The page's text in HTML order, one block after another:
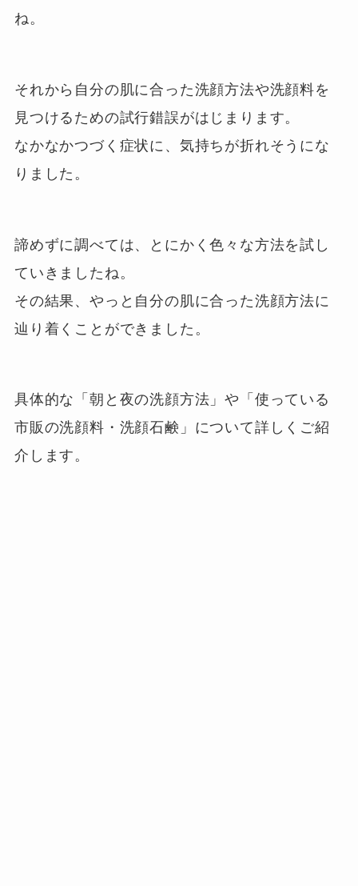
ね。
それから自分の肌に合った洗顔方法や洗顔料を
見つけるための試行錯誤がはじまります。
なかなかつづく症状に、気持ちが折れそうにな
りました。
諦めずに調べては、とにかく色々な方法を試し
ていきましたね。
その結果、やっと自分の肌に合った洗顔方法に
辿り着くことができました。
具体的な「朝と夜の洗顔方法」や「使っている
市販の洗顔料・洗顔石鹸」について詳しくご紹
介します。